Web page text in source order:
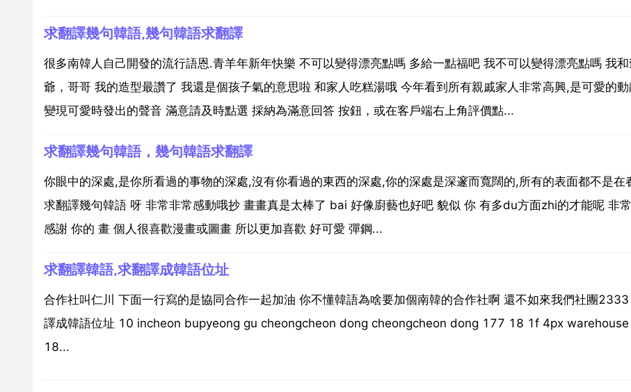
求翻譯幾句韓語,幾句韓語求翻譯
很多南韓人自己開發的流行語恩.青羊年新年快樂 不可以變得漂亮點嗎 多給一點福吧 我不可以變得漂亮點嗎 我和
爺，哥哥 我的造型最讚了 我還是個孩子氣的意思啦 和家人吃糕湯哦 今年看到所有親戚家人非常高興,是可愛的動
變現可愛時發出的聲音 滿意請及時點選 採納為滿意回答 按鈕，或在客戶端右上角評價點...
求翻譯幾句韓語，幾句韓語求翻譯
你眼中的深處,是你所看過的事物的深處,沒有你看過的東西的深處,你的深處是深邃而寬闊的,所有的表面都不是在
求翻譯幾句韓語 呀 非常非常感動哦抄 畫畫真是太棒了 bai 好像廚藝也好吧 貌似 你 有多du方面zhi的才能呢 非
感謝 你的 畫 個人很喜歡漫畫或圖畫 所以更加喜歡 好可愛 彈鋼...
求翻譯韓語,求翻譯成韓語位址
合作社叫仁川 下面一行寫的是協同合作一起加油 你不懂韓語為啥要加個南韓的合作社啊 還不如來我們社團2333
譯成韓語位址 10 incheon bupyeong gu cheongcheon dong cheongcheon dong 177 18 1f 4px
18...